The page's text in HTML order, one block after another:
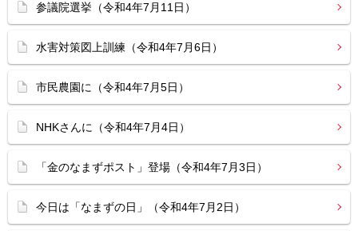
参議院選挙（令和4年7月11日）
水害対策図上訓練（令和4年7月6日）
市民農園に（令和4年7月5日）
NHKさんに（令和4年7月4日）
「金のなまずポスト」登場（令和4年7月3日）
今日は「なまずの日」（令和4年7月2日）